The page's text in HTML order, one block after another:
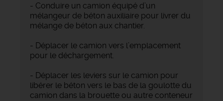
- Conduire un camion équipé d’un
mélangeur de béton auxiliaire pour livrer du
mélange de béton aux chantier.
- Déplacer le camion vers l’emplacement
pour le déchargement.
- Déplacer les leviers sur le camion pour
libérer le béton vers le bas de la goulotte du
camion dans la brouette ou autre conteneur